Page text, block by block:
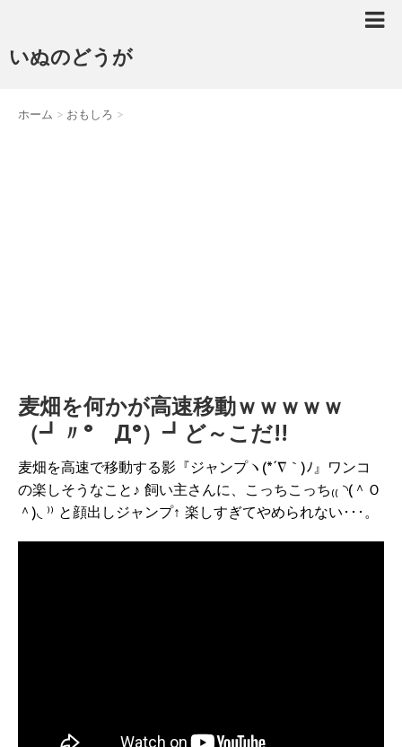
いぬのどうが
ホーム > おもしろ >
麦畑を何かが高速移動ｗｗｗｗｗ
（┛〃° Д°）┛ど～こだ!!
麦畑を高速で移動する影『ジャンプヽ(*´∇｀)ﾉ』ワンコ
の楽しそうなこと♪ 飼い主さんに、こっちこっち₍₍ ◝(＾Ｏ
＾)◟ ⁾⁾ と顔出しジャンプ↑ 楽しすぎてやめられない･･･。